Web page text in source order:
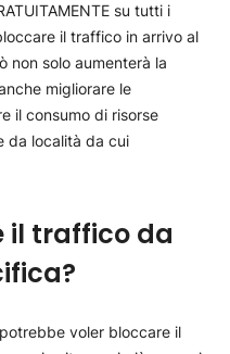
su tutti i
il traffico in arrivo al
non solo aumenterà la
migliorare le
il consumo di risorse
da località da cui
il traffico da
voler bloccare il